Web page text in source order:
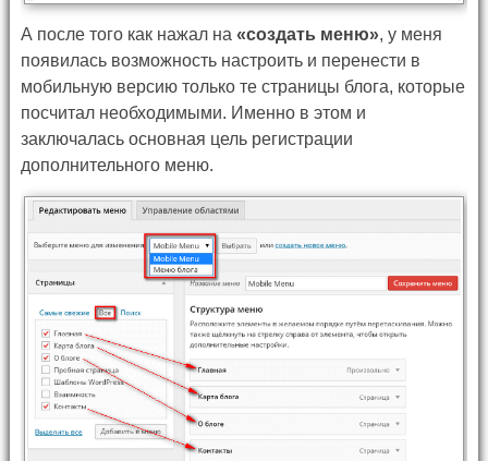
А после того как нажал на «создать меню», у меня
появилась возможность настроить и перенести в
мобильную версию только те страницы блога, которые
посчитал необходимыми. Именно в этом и
заключалась основная цель регистрации
дополнительного меню.